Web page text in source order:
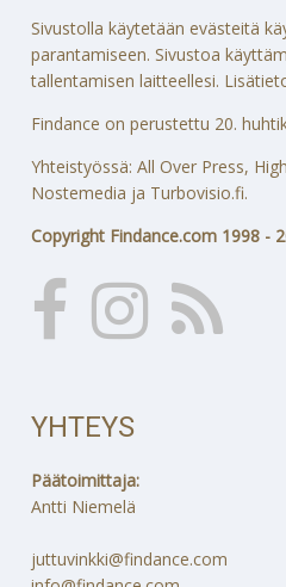
Sivustolla käytetään evästeitä
parantamiseen. Sivustoa
tallentamisen laitteellesi.
Findance on perustettu 20.
Yhteistyössä: All Over Press,
Nostemedia ja Turbovisio.fi.
Copyright Findance.com 1998 -
YHTEYS
Päätoimittaja:
Antti Niemelä
juttuvinkki@findance.com